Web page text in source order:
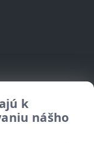
k
nášho